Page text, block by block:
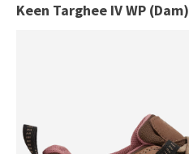
Keen Targhee IV WP (Dam)